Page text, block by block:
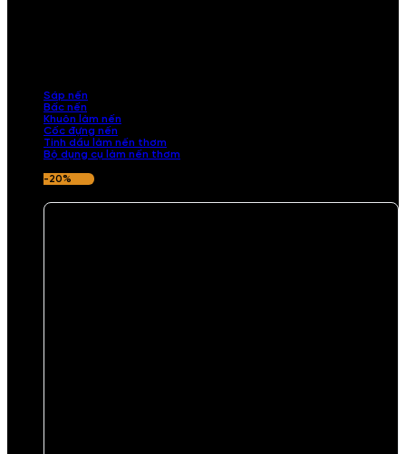
Sáp nến
Bấc nến
Khuôn làm nến
Cốc đựng nến
Tinh dầu làm nến thơm
Bộ dụng cụ làm nến thơm
-20%